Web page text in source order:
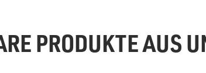
PRODUKTE AUS